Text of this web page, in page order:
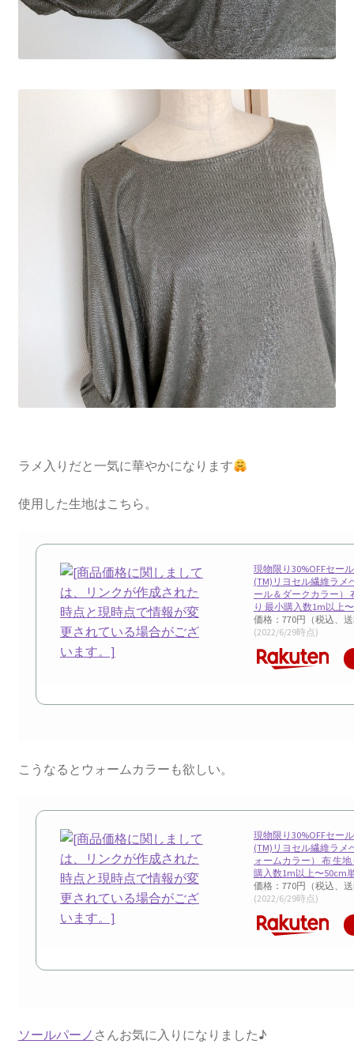
ラメ入りだと一気に華やかになります
使用した生地はこちら。
現物限り30%OFFセー
(TM)リヨセル繊維ラメ
ール＆ダークカラー）
り 最小購入数1m以上
価格：770円（税込、
(2022/6/29時点)
こうなるとウォームカラーも欲しい。
現物限り30%OFFセー
(TM)リヨセル繊維ラメ
ォームカラー） 布 生
購入数1m以上〜50cm
価格：770円（税込、
(2022/6/29時点)
ソールパーノ さんお気に入りになりました♪